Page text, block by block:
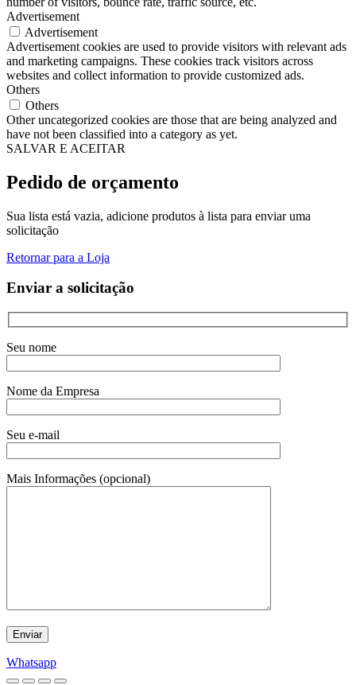
Advertisement
Advertisement
Advertisement cookies are used to provide visitors with relevant ads
and marketing campaigns. These cookies track visitors across
websites and collect information to provide customized ads.
Others
Others
Other uncategorized cookies are those that are being analyzed and
have not been classified into a category as yet.
SALVAR E ACEITAR
Pedido de orçamento
Sua lista está vazia, adicione produtos à lista para enviar uma
solicitação
Retornar para a Loja
Enviar a solicitação
Seu nome
Nome da Empresa
Seu e-mail
Mais Informações (opcional)
Whatsapp